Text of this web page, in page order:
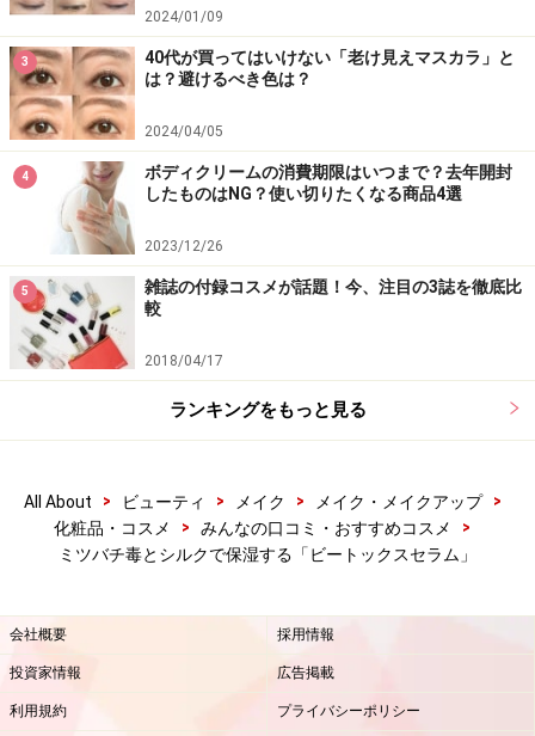
2024/01/09
3
40代が買ってはいけない「老け見えマスカラ」と
は？避けるべき色は？
2024/04/05
4
ボディクリームの消費期限はいつまで？去年開封
したものはNG？使い切りたくなる商品4選
2023/12/26
5
雑誌の付録コスメが話題！今、注目の3誌を徹底比
較
2018/04/17
ランキングをもっと見る
All About > ビューティ > メイク > メイク・メイクアップ
>
化粧品・コスメ
> みんなの口コミ・おすすめコスメ
>
ミツバチ毒とシルクで保湿する「ビートックスセラム」
会社概要 採用情報
投資家情報 広告掲載
利用規約 プライバシーポリシー